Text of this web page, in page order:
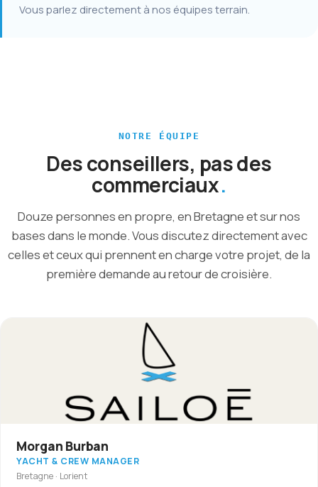
Vous parlez directement à nos équipes terrain.
NOTRE ÉQUIPE
Des conseillers, pas des
commerciaux
Douze personnes en propre, en Bretagne et sur nos
bases dans le monde. Vous discutez directement avec
celles et ceux qui prennent en charge votre projet, de la
première demande au retour de croisière.
Morgan Burban
YACHT & CREW MANAGER
Bretagne · Lorient